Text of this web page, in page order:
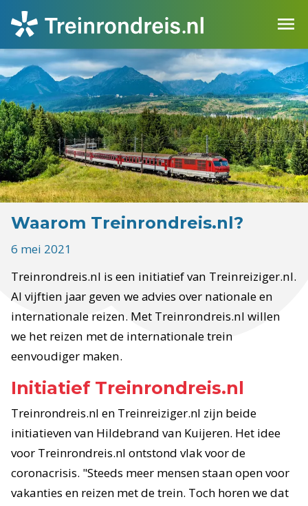
Waarom Treinrondreis.nl?
6 mei 2021
Treinrondreis.nl is een initiatief van Treinreiziger.nl.
Al vijftien jaar geven we advies over nationale en
internationale reizen. Met Treinrondreis.nl willen
we het reizen met de internationale trein
eenvoudiger maken.
Initiatief Treinrondreis.nl
Treinrondreis.nl en Treinreiziger.nl zijn beide
initiatieven van Hildebrand van Kuijeren. Het idee
voor Treinrondreis.nl ontstond vlak voor de
coronacrisis. "Steeds meer mensen staan open voor
vakanties en reizen met de trein. Toch horen we dat